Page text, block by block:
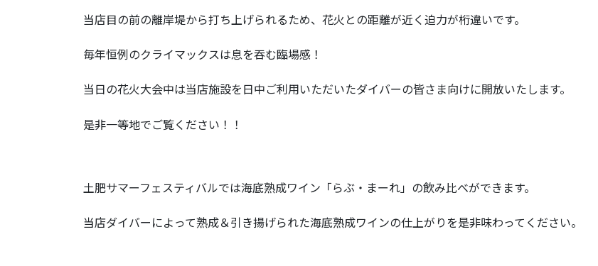
当店目の前の離岸堤から打ち上げられるため、花火との距離が近く迫力が桁違いです。
毎年恒例のクライマックスは息を吞む臨場感！
当日の花火大会中は当店施設を日中ご利用いただいたダイバーの皆さま向けに開放いたします。
是非一等地でご覧ください！！
土肥サマーフェスティバルでは海底熟成ワイン「らぶ・まーれ」の飲み比べができます。
当店ダイバーによって熟成＆引き揚げられた海底熟成ワインの仕上がりを是非味わってください。